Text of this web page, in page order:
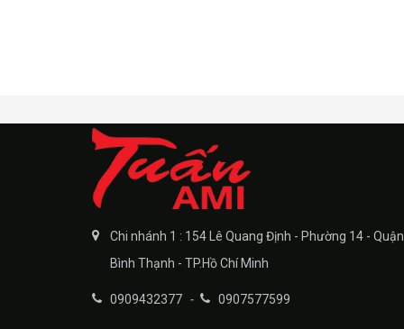
Chi nhánh 1 : 154 Lê Quang Định - Phường 14 - Quận
Bình Thạnh - TP.Hồ Chí Minh
0909432377 - 0907577599